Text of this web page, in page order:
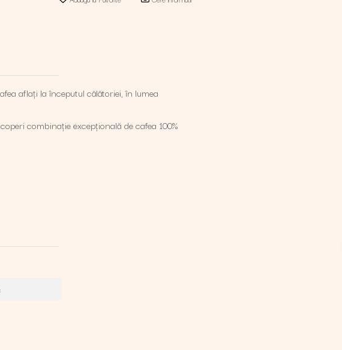
aflați la începutul călătoriei, în lumea
combinație excepțională de cafea 100%